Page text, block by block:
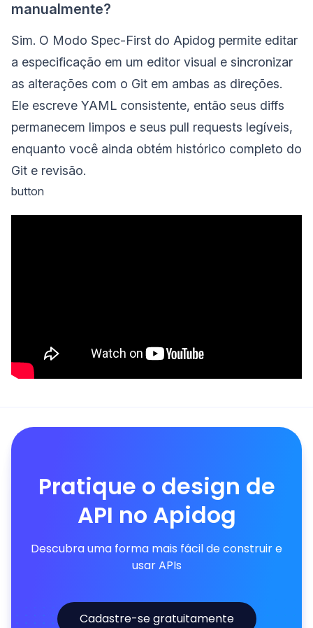
manualmente?
Sim. O Modo Spec-First do Apidog permite editar
a especificação em um editor visual e sincronizar
as alterações com o Git em ambas as direções.
Ele escreve YAML consistente, então seus diffs
permanecem limpos e seus pull requests legíveis,
enquanto você ainda obtém histórico completo do
Git e revisão.
button
Pratique o design de
API no Apidog
Descubra uma forma mais fácil de construir e
usar APIs
Cadastre-se gratuitamente